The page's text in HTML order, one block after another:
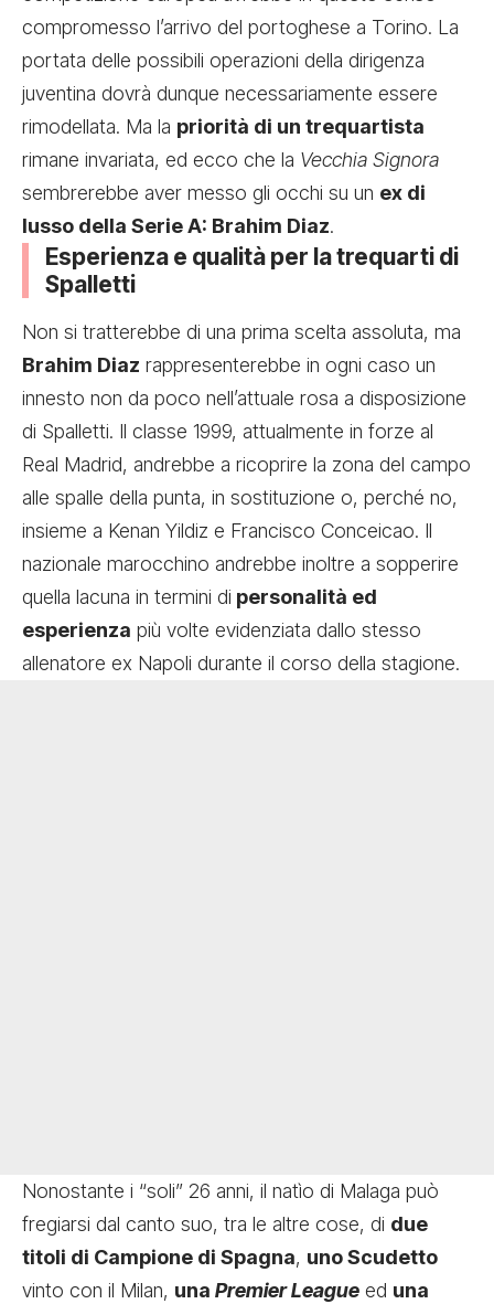
compromesso l’arrivo del portoghese a Torino. La
portata delle possibili operazioni della dirigenza
juventina dovrà dunque necessariamente essere
rimodellata. Ma la priorità di un trequartista
rimane invariata, ed ecco che la Vecchia Signora
sembrerebbe aver messo gli occhi su un ex di
lusso della Serie A: Brahim Diaz.
Esperienza e qualità per la trequarti di
Spalletti
Non si tratterebbe di una prima scelta assoluta, ma
Brahim Diaz rappresenterebbe in ogni caso un
innesto non da poco nell’attuale rosa a disposizione
di Spalletti. Il classe 1999, attualmente in forze al
Real Madrid, andrebbe a ricoprire la zona del campo
alle spalle della punta, in sostituzione o, perché no,
insieme a Kenan Yildiz e Francisco Conceicao. Il
nazionale marocchino andrebbe inoltre a sopperire
quella lacuna in termini di personalità ed
esperienza più volte evidenziata dallo stesso
allenatore ex Napoli durante il corso della stagione.
Nonostante i “soli” 26 anni, il natìo di Malaga può
fregiarsi dal canto suo, tra le altre cose, di due
titoli di Campione di Spagna, uno Scudetto
vinto con il Milan, una Premier League ed una